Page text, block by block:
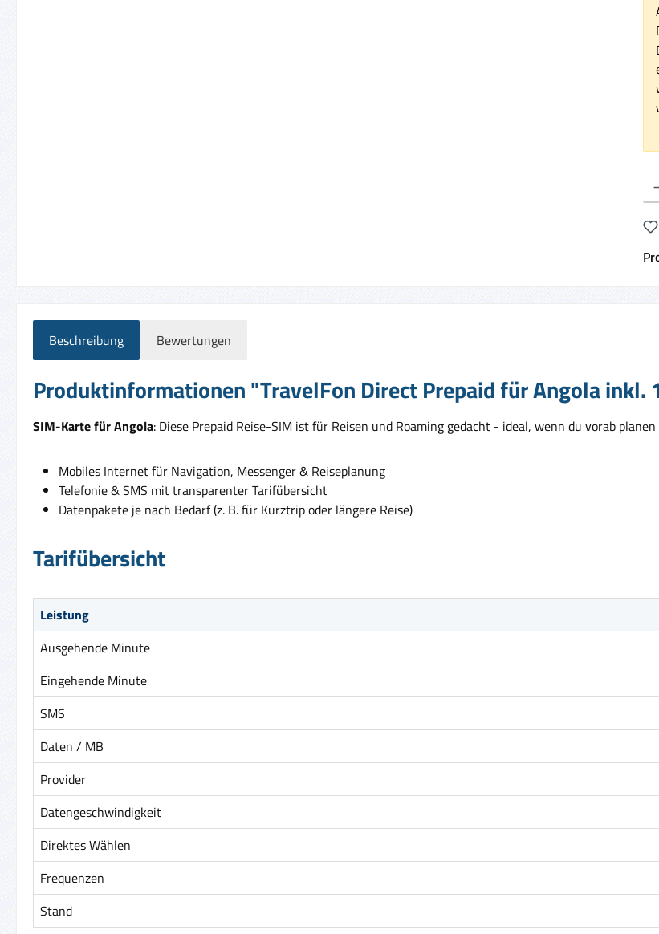
Beschreibung Bewertungen
Produktinformationen "TravelFon Direct Prepaid für Angola inkl.
SIM-Karte für Angola: Diese Prepaid Reise-SIM ist für Reisen und Roaming gedacht - ideal, wenn du vorab
Mobiles Internet für Navigation, Messenger & Reiseplanung
Telefonie & SMS mit transparenter Tarifübersicht
Datenpakete je nach Bedarf (z. B. für Kurztrip oder längere Reise)
Tarifübersicht
Leistung
Ausgehende Minute
Eingehende Minute
SMS
Daten / MB
Provider
Datengeschwindigkeit
Direktes Wählen
Frequenzen
Stand